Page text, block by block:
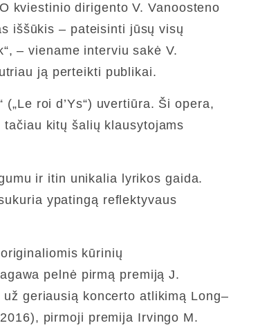
kviestinio dirigento V. Vanoosteno
iššūkis – pateisinti jūsų visų
– viename interviu sakė V.
ją perteikti publikai.
roi d’Ys“) uvertiūra. Ši opera,
kitų šalių klausytojams
ir itin unikalia lyrikos gaida.
ypatingą reflektyvaus
kūrinių
pelnė pirmą premiją J.
geriausią koncerto atlikimą Long–
pirmoji premija Irvingo M.